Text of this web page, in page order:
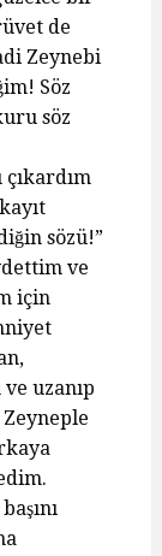
de
Zeynebi
Söz
söz
sözü!”
ve
için
uzanıp